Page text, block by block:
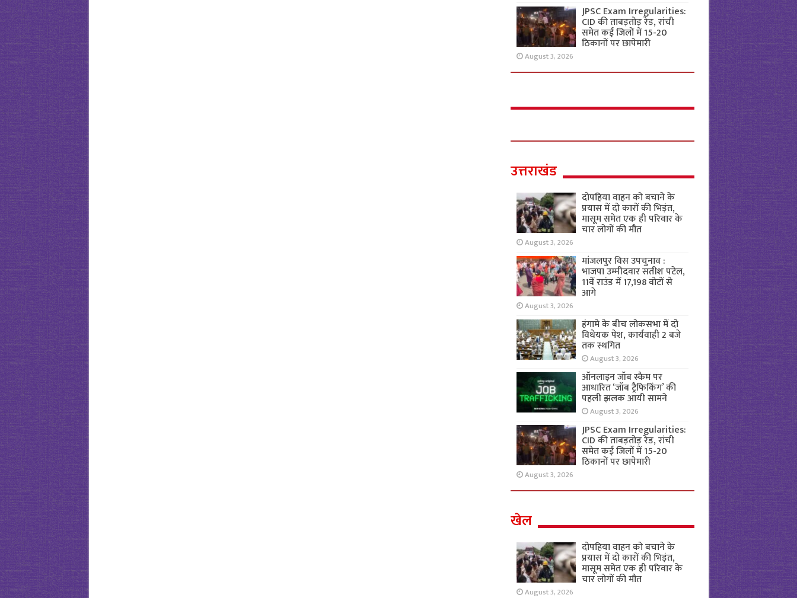
JPSC Exam Irregularities:
CID की ताबड़तोड़ रेड, रांची
समेत कई जिलों में 15-20
ठिकानों पर छापेमारी
August 3, 2026
उत्तराखंड
दोपहिया वाहन को बचाने के
प्रयास में दो कारों की भिड़ंत,
मासूम समेत एक ही परिवार के
चार लोगों की मौत
August 3, 2026
मांजलपुर विस उपचुनाव :
भाजपा उम्मीदवार सतीश पटेल,
11वें राउंड में 17,198 वोटों से
आगे
August 3, 2026
हंगामे के बीच लोकसभा में दो
विधेयक पेश, कार्यवाही 2 बजे
तक स्थगित
August 3, 2026
ऑनलाइन जॉब स्कैम पर
आधारित ‘जॉब ट्रैफिकिंग’ की
पहली झलक आयी सामने
August 3, 2026
JPSC Exam Irregularities:
CID की ताबड़तोड़ रेड, रांची
समेत कई जिलों में 15-20
ठिकानों पर छापेमारी
August 3, 2026
खेल
दोपहिया वाहन को बचाने के
प्रयास में दो कारों की भिड़ंत,
मासूम समेत एक ही परिवार के
चार लोगों की मौत
August 3, 2026